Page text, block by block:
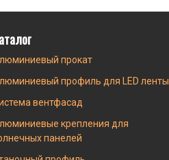
прокат
профиль для LED ленты
вентфасад
крепления для
панелей